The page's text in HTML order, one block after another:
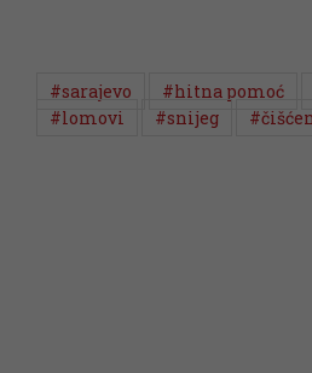
#sarajevo #hitna pomoć
#lomovi
#snijeg